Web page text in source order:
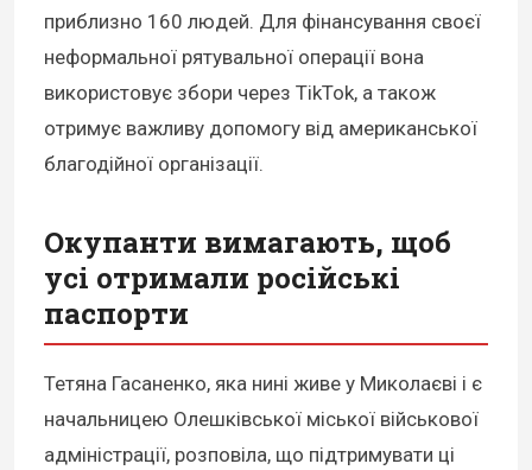
приблизно 160 людей. Для фінансування своєї
неформальної рятувальної операції вона
використовує збори через TikTok, а також
отримує важливу допомогу від американської
благодійної організації.
Окупанти вимагають, щоб
усі отримали російські
паспорти
Тетяна Гасаненко, яка нині живе у Миколаєві і є
начальницею Олешківської міської військової
адміністрації, розповіла, що підтримувати ці